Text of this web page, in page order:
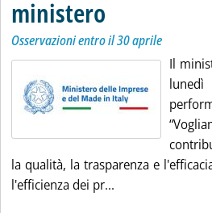
ministero
Osservazioni entro il 30 aprile
Il
lunedì
la qualità, la trasparenza e
l'efficienza dei pr...